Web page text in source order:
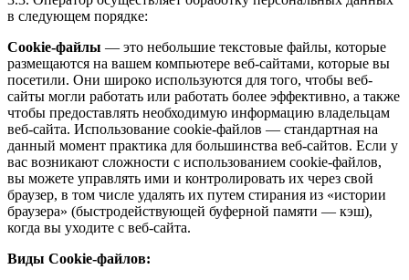
в следующем порядке:
Сookie-файлы — это небольшие текстовые файлы, которые
размещаются на вашем компьютере веб-сайтами, которые вы
посетили. Они широко используются для того, чтобы веб-
сайты могли работать или работать более эффективно, а также
чтобы предоставлять необходимую информацию владельцам
веб-сайта. Использование cookie-файлов — стандартная на
данный момент практика для большинства веб-сайтов. Если у
вас возникают сложности с использованием cookie-файлов,
вы можете управлять ими и контролировать их через свой
браузер, в том числе удалять их путем стирания из «истории
браузера» (быстродействующей буферной памяти — кэш),
когда вы уходите с веб-сайта.
Виды Cookie-файлов: